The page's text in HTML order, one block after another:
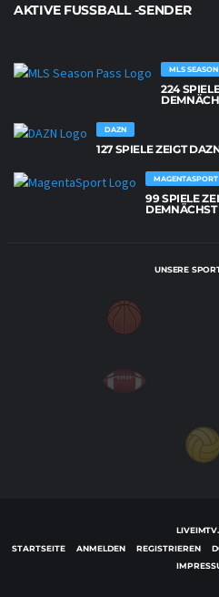
AKTIVE FUSSBALL -SENDER
MLS
224
DAZN
127 SPIELE ZEIGT
MAGENTASPORT
99 SPIELE
DEMNÄCHST
UNSERE
STARTSEITE
ANMELDEN REGISTRIEREN